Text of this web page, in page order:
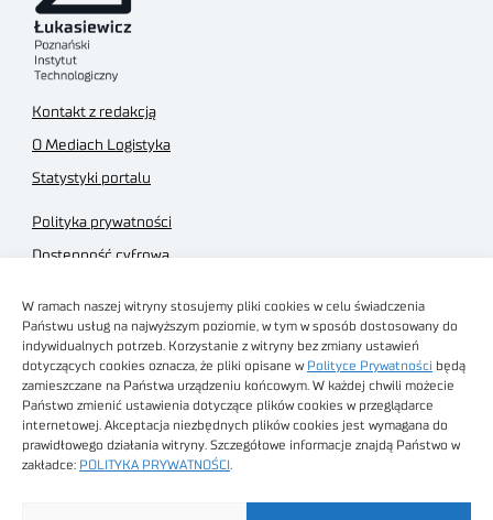
W ramach naszej witryny stosujemy pliki cookies w celu świadczenia
Państwu usług na najwyższym poziomie, w tym w sposób dostosowany do
indywidualnych potrzeb. Korzystanie z witryny bez zmiany ustawień
dotyczących cookies oznacza, że pliki opisane w Polityce Prywatności będą
zamieszczane na Państwa urządzeniu końcowym. W każdej chwili możecie
Państwo zmienić ustawienia dotyczące plików cookies w przeglądarce
internetowej. Akceptacja niezbędnych plików cookies jest wymagana do
prawidłowego działania witryny. Szczegółowe informacje znajdą Państwo w
zakładce: POLITYKA PRYWATNOŚCI
Kontakt z redakcją
O Mediach Logistyka
Statystyki portalu
Polityka prywatności
Dostępność cyfrowa
Regulamin sklepu
Obrazy stockowe
autorstwa